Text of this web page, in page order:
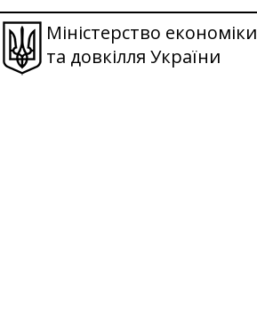
Міністерство економіки
та довкілля України